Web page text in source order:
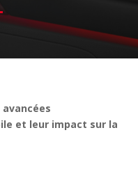
et leur impact sur la